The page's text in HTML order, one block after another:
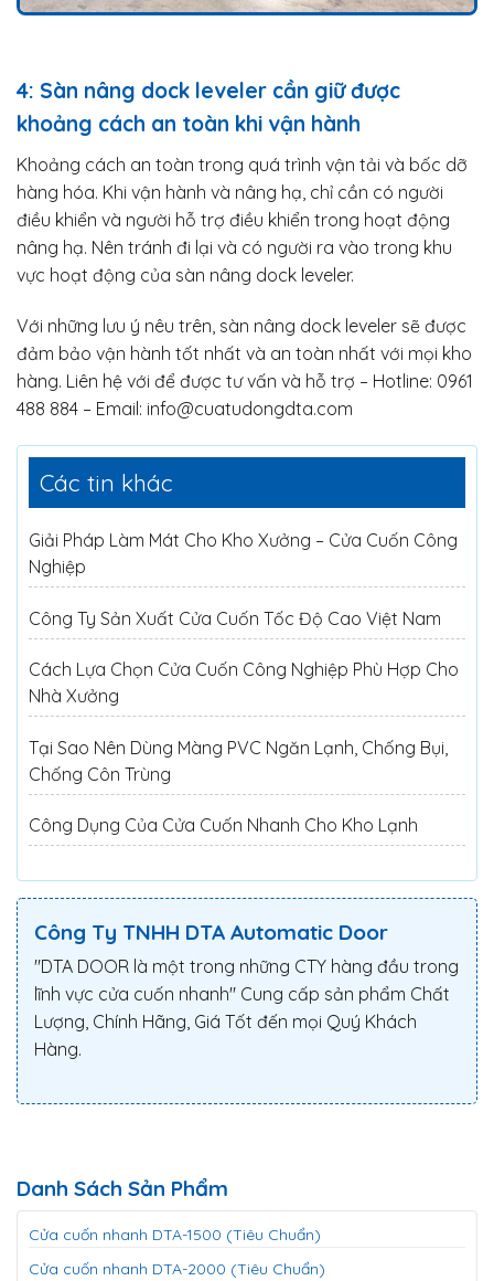
4: Sàn nâng dock leveler cần giữ được
khoảng cách an toàn khi vận hành
Khoảng cách an toàn trong quá trình vận tải và bốc dỡ
hàng hóa. Khi vận hành và nâng hạ, chỉ cần có người
điều khiển và người hỗ trợ điều khiển trong hoạt động
nâng hạ. Nên tránh đi lại và có người ra vào trong khu
vực hoạt động của sàn nâng dock leveler.
Với những lưu ý nêu trên, sàn nâng dock leveler sẽ được
đảm bảo vận hành tốt nhất và an toàn nhất với mọi kho
hàng. Liên hệ với để được tư vấn và hỗ trợ – Hotline: 0961
488 884 – Email: info@cuatudongdta.com
Các tin khác
Giải Pháp Làm Mát Cho Kho Xưởng – Cửa Cuốn Công
Nghiệp
Công Ty Sản Xuất Cửa Cuốn Tốc Độ Cao Việt Nam
Cách Lựa Chọn Cửa Cuốn Công Nghiệp Phù Hợp Cho
Nhà Xưởng
Tại Sao Nên Dùng Màng PVC Ngăn Lạnh, Chống Bụi,
Chống Côn Trùng
Công Dụng Của Cửa Cuốn Nhanh Cho Kho Lạnh
Công Ty TNHH DTA Automatic Door
"DTA DOOR là một trong những CTY hàng đầu trong
lĩnh vực cửa cuốn nhanh" Cung cấp sản phẩm Chất
Lượng, Chính Hãng, Giá Tốt đến mọi Quý Khách
Hàng.
Danh Sách Sản Phẩm
Cửa cuốn nhanh DTA-1500 (Tiêu Chuẩn)
Cửa cuốn nhanh DTA-2000 (Tiêu Chuẩn)